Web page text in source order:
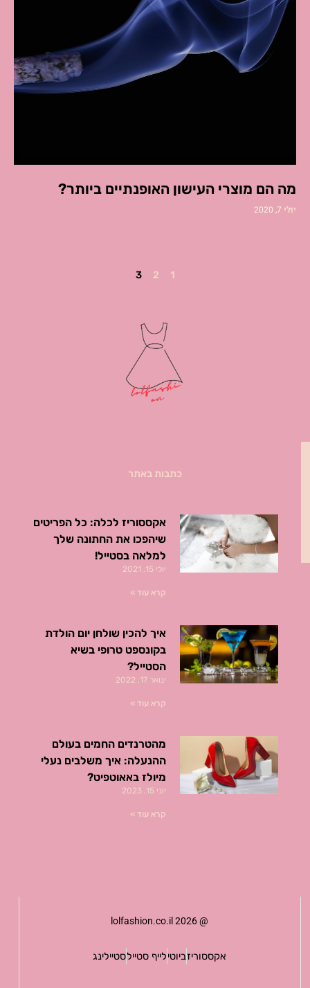
מה הם מוצרי העישון האופנתיים ביותר?
יולי 7, 2020
1
2
3
כתבות באתר
אקססוריז לכלה: כל הפריטים
שיהפכו את החתונה שלך
למלאה בסטייל!
יולי 15, 2021
קרא עוד »
איך להכין שולחן יום הולדת
בקונספט טרופי בשיא
הסטייל?
ינואר 17, 2022
קרא עוד »
מהטרנדים החמים בעולם
ההנעלה: איך משלבים נעלי
מיולז באאוטפיט?
יוני 15, 2023
קרא עוד »
@ lolfashion.co.il 2026
אקססוריזביוטילייף סטיילסטיילינג